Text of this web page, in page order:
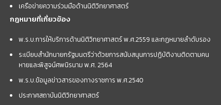
เครือข่ายความร่วมมือด้านนิติวิทยาศาสตร์
กฎหมายที่เกี่ยวข้อง
พ.ร.บ.การให้บริการด้านนิติวิทยาศาสตร์ พ.ศ.2559 และกฏหมายลำดับรอง
ระเบียบสำนักนายกรัฐมนตรีว่าด้วยการสนับสนุนการปฏิบัติงานติดตามคน
หายและพิสูจน์ศพนิรนาม พ.ศ. 2564
พ.ร.บ.ข้อมูลข่าวสารของทางราชการ พ.ศ.2540
ประกาศสถาบันนิติวิทยาศาสตร์